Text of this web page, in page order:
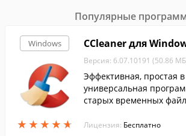
Популярные
Windows
★ ★ ★ ★ ★
★ ★ ★ ★ ★
CCleaner для
Версия: 6.07.10191 (50.86
Эффективная, простая
универсальная
старых временных
Лицензия: Бесплатно